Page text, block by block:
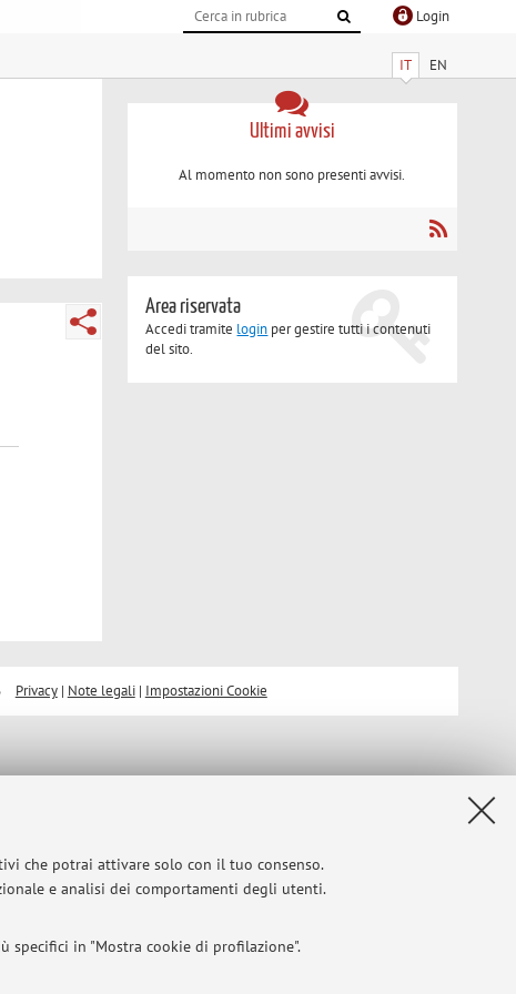
che potrai attivare solo con il tuo consenso.
e analisi dei comportamenti degli utenti.
specifici in "Mostra cookie di profilazione".
Login
IT EN
Ultimi avvisi
Al momento non sono presenti avvisi.
Area riservata
Accedi tramite login per gestire tutti i contenuti
del sito.
Privacy| Note legali| Impostazioni Cookie